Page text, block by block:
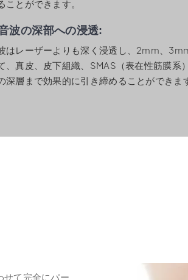
ことができます。
波の深部への浸透:​
はレーザーよりも深く浸透し、2mm、
、真皮、皮下組織、SMAS（表在性筋膜系
深層まで効果的に引き締めることができま
せて完全にパー